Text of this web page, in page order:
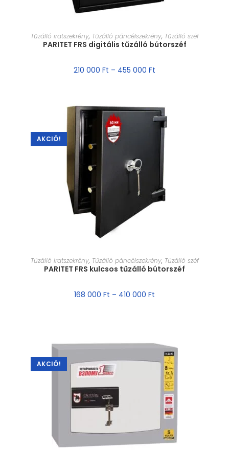
MÉRET VÁLASZTÁSA
Tűzálló iratszekrény, Tűzálló páncélszekrény, Tűzálló széf
PARITET FRS digitális tűzálló bútorszéf
210 000 Ft – 455 000 Ft
AKCIÓ!
MÉRET VÁLASZTÁSA
Tűzálló iratszekrény, Tűzálló páncélszekrény, Tűzálló széf
PARITET FRS kulcsos tűzálló bútorszéf
168 000 Ft – 410 000 Ft
AKCIÓ!